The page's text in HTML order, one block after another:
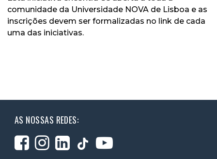
comunidade da Universidade NOVA de Lisboa e as
inscrições devem ser formalizadas no link de cada
uma das iniciativas.
AS NOSSAS REDES: